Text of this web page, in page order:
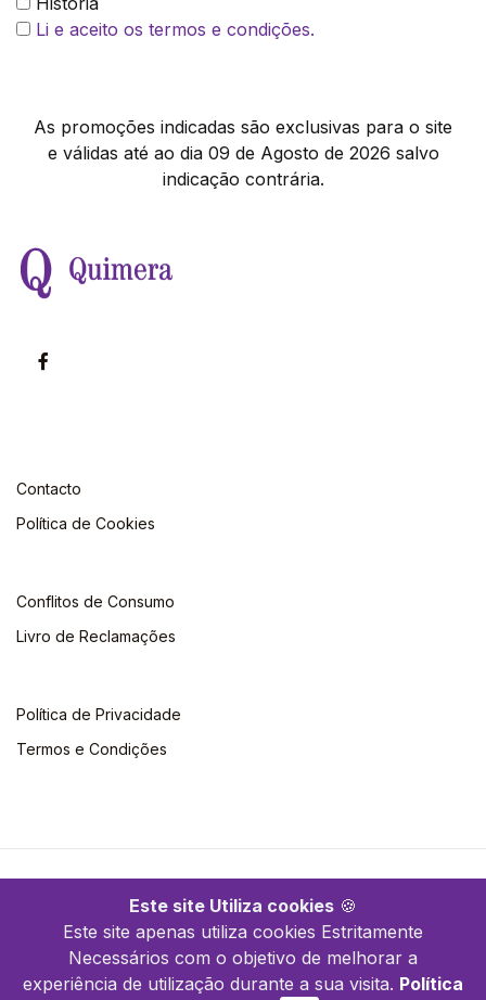
Este site Utiliza cookies 🍪
Este site apenas utiliza cookies Estritamente
Necessários com o objetivo de melhorar a
experiência de utilização durante a sua visita. Política
Li e aceito os termos e condições.
As promoções indicadas são exclusivas para o site
e válidas até ao dia 09 de Agosto de 2026 salvo
indicação contrária.
Contacto
Política de Cookies
Conflitos de Consumo
Livro de Reclamações
Política de Privacidade
Termos e Condições
©2026 Quimera. Todos os direitos reservados